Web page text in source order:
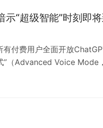
“超级智能”时刻即
付费用户全面开放
（Advanced Voice Mode